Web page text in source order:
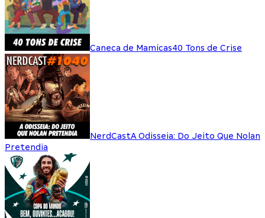
Caneca de Mamicas40 Tons de Crise
NerdCastA Odisseia: Do Jeito Que Nolan
Pretendia